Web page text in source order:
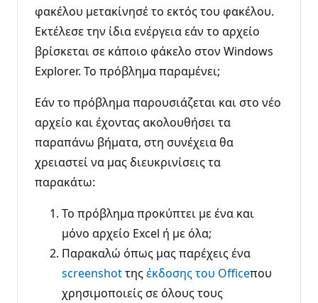
φακέλου μετακίνησέ το εκτός του φακέλου.
Εκτέλεσε την ίδια ενέργεια εάν το αρχείο
βρίσκεται σε κάποιο φάκελο στον Windows
Explorer. To πρόβλημα παραμένει;
Εάν το πρόβλημα παρουσιάζεται και στο νέο
αρχείο και έχοντας ακολουθήσει τα
παραπάνω βήματα, στη συνέχεια θα
χρειαστεί να μας διευκρινίσεις τα
παρακάτω:
Το πρόβλημα προκύπτει με ένα και
μόνο αρχείο Excel ή με όλα;
Παρακαλώ όπως μας παρέχεις ένα
screenshotτηςέκδοσης του Officeπου
χρησιμοποιείς σε όλους τους